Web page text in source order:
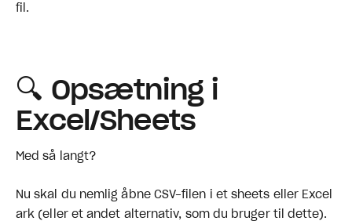
fil.
🔍 Opsætning i
Excel/Sheets
Med så langt?
Nu skal du nemlig åbne CSV-filen i et sheets eller Excel
ark (eller et andet alternativ, som du bruger til dette).